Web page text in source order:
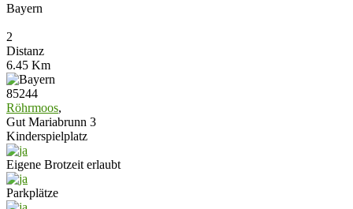
Bayern
2
Distanz
6.45 Km
85244
Röhrmoos,
Gut Mariabrunn 3
Kinderspielplatz
Eigene Brotzeit erlaubt
Parkplätze